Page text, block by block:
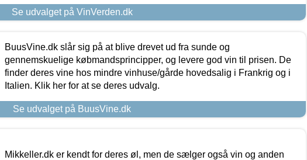
Se udvalget på VinVerden.dk
BuusVine.dk slår sig på at blive drevet ud fra sunde og
gennemskuelige købmandsprincipper, og levere god vin til prisen. De
finder deres vine hos mindre vinhuse/gårde hovedsalig i Frankrig og i
Italien. Klik her for at se deres udvalg.
Se udvalget på BuusVine.dk
Mikkeller.dk er kendt for deres øl, men de sælger også vin og anden